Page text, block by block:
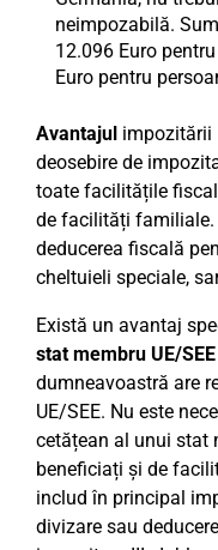
neimpozabilă.
12.096 Euro
Euro pentru
Avantajul impozitării
deosebire de
toate facilitățile
de facilități familiale.
deducerea fiscală
cheltuieli speciale,
Există un avantaj
stat membru UE/SEE
dumneavoastră are
UE/SEE. Nu este
cetățean al unui stat
beneficiați și de
includ în principal
divizare sau